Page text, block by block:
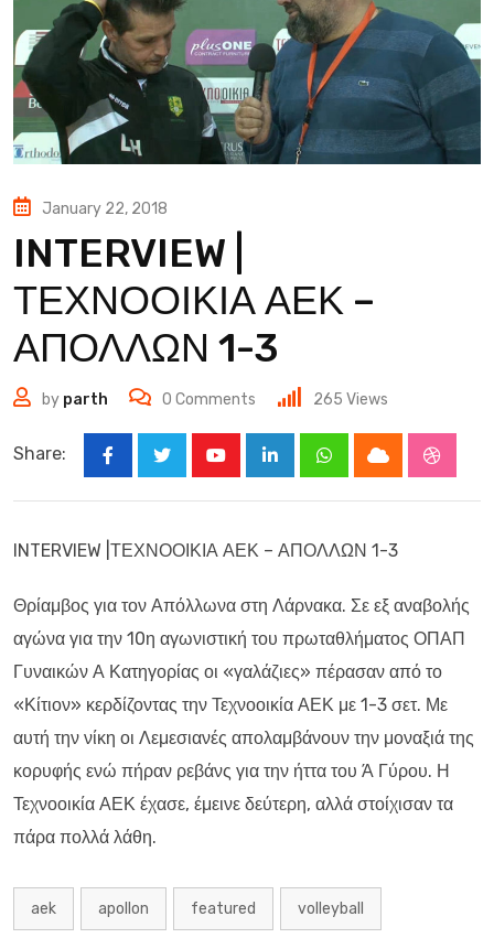
January 22, 2018
INTERVIEW |
ΤΕΧΝΟΟΙΚΙΑ ΑΕΚ –
ΑΠΟΛΛΩΝ 1-3
by parth 0 Comments 265 Views
Share:
LinkedInWhatsappCloud
INTERVIEW |ΤΕΧΝΟΟΙΚΙΑ ΑΕΚ – ΑΠΟΛΛΩΝ 1-3
Θρίαμβος για τον Απόλλωνα στη Λάρνακα. Σε εξ αναβολής
αγώνα για την 10η αγωνιστική του πρωταθλήματος ΟΠΑΠ
Γυναικών Α Κατηγορίας οι «γαλάζιες» πέρασαν από το
«Κίτιον» κερδίζοντας την Τεχνοοικία ΑΕΚ με 1-3 σετ. Με
αυτή την νίκη οι Λεμεσιανές απολαμβάνουν την μοναξιά της
κορυφής ενώ πήραν ρεβάνς για την ήττα του Ά Γύρου. Η
Τεχνοοικία ΑΕΚ έχασε, έμεινε δεύτερη, αλλά στοίχισαν τα
πάρα πολλά λάθη.
aek apollon featured volleyball